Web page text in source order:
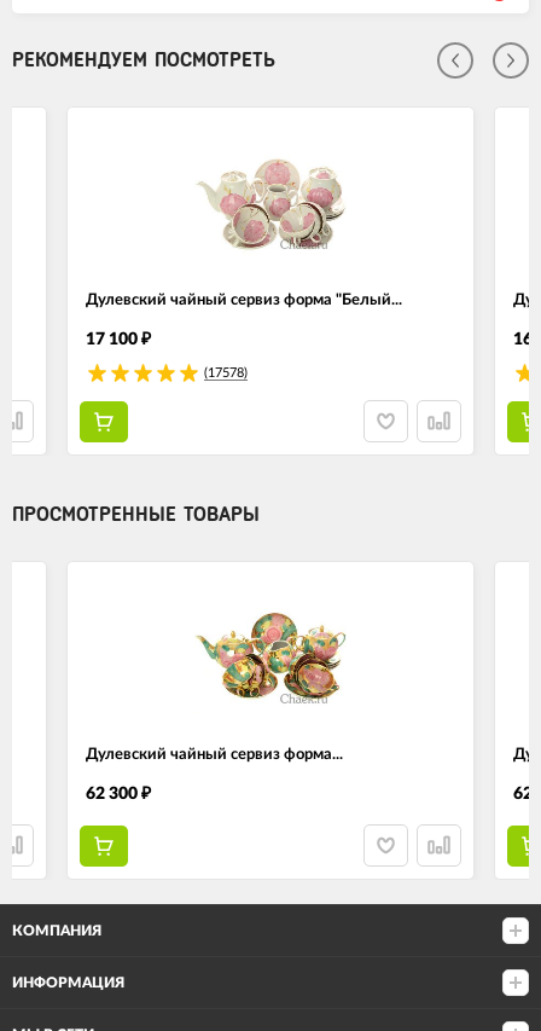
РЕКОМЕНДУЕМ ПОСМОТРЕТЬ
Дулевский чайный сервиз форма "Белый...
17 100 ₽
(17578)
16
ПРОСМОТРЕННЫЕ ТОВАРЫ
Дулевский чайный сервиз форма...
62 300 ₽ 62
КОМПАНИЯ
ИНФОРМАЦИЯ